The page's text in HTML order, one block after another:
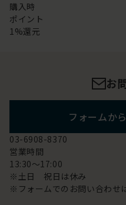
購入時
ポイント
1%還元
お
フォームか
03-6908-8370
営業時間
13:30～17:00
※土日 祝日は休み
※フォームでのお問い合わせ